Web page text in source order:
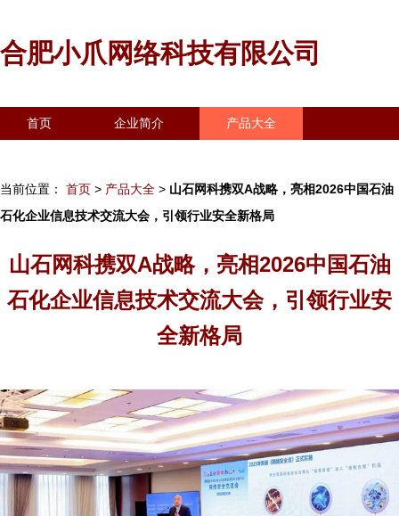
合肥小爪网络科技有限公司
首页 企业简介 产品大全
当前位置： 首页 > 产品大全 > 山石网科携双A战略，亮相2026中国石油
石化企业信息技术交流大会，引领行业安全新格局
山石网科携双A战略，亮相2026中国石油
石化企业信息技术交流大会，引领行业安
全新格局